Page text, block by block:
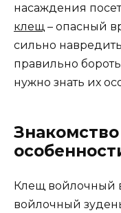
насаждения
клещ – опасный
сильно
правильно
нужно знать их
Клещ войлочный
войлочный